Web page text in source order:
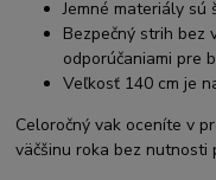
Jemné materiály sú
Bezpečný strih
odporúčaniami pre
Veľkosť 140 cm je
Celoročný vak oceníte v
väčšinu roka bez nutnosti